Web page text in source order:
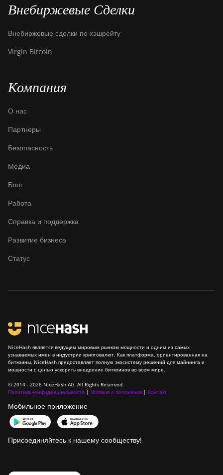
Внебиржевые Сделки
Внебиржевые сделки по хэшрейту
Virgin Bitcoin
Компания
О нас
Партнеры
Безопасность
Медиа
Блог
Работа
Справка и поддержка
Развитие бизнеса
Статус
NiceHash является ведущим мировым рынком мощности и одним из самых
узнаваемых имен в индустрии криптовалют. Как платформа, ориентированная на
биткоины, NiceHash предоставляет полную экосистему решений для майнинга и
мощности с целью ускорить внедрение биткоинов во всем мире.
© 2014 - 2026 NiceHash AG. All Rights Reserved.
Политика конфиденциальности | Условия и положения | Контакт
Мобильное приложение
Присоединяйтесь к нашему сообществу!